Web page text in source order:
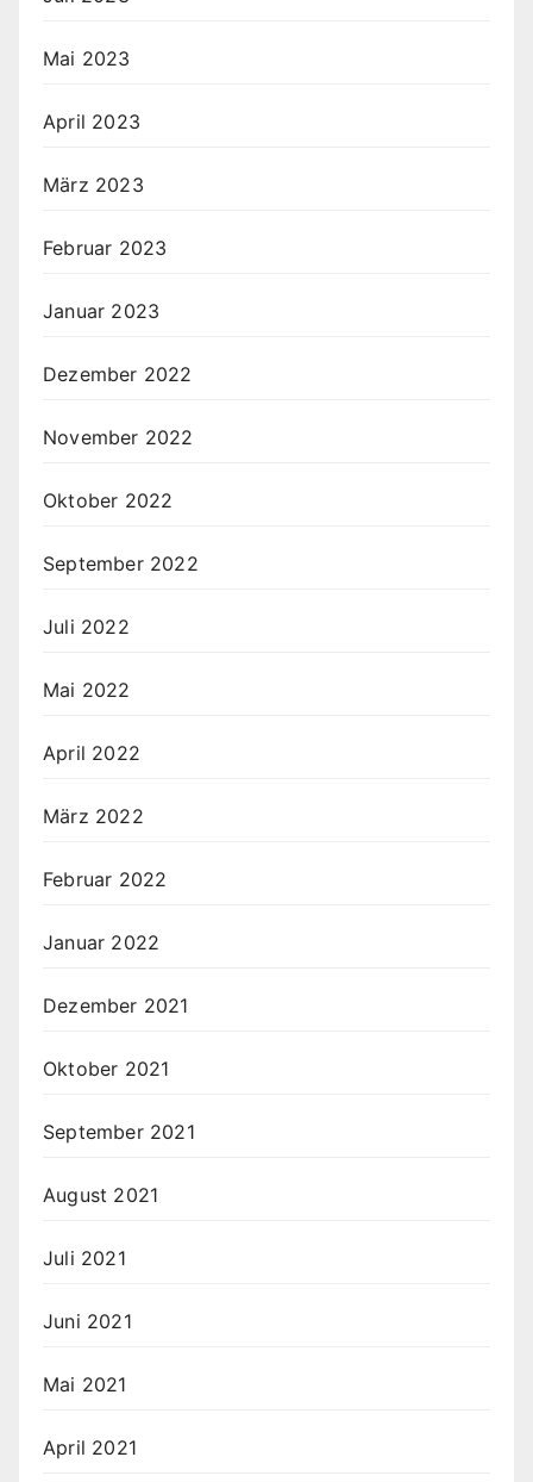
Mai 2023
April 2023
März 2023
Februar 2023
Januar 2023
Dezember 2022
November 2022
Oktober 2022
September 2022
Juli 2022
Mai 2022
April 2022
März 2022
Februar 2022
Januar 2022
Dezember 2021
Oktober 2021
September 2021
August 2021
Juli 2021
Juni 2021
Mai 2021
April 2021